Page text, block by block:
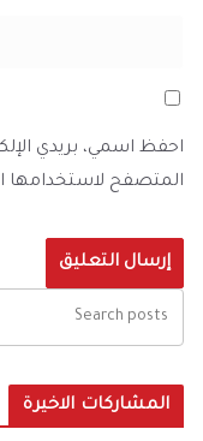
احفظ اسمي، بريدي
المتصفح لاستخدامها
المشاركات الاخيرة